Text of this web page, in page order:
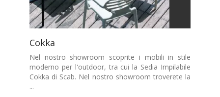
Cokka
Nel nostro showroom scoprite i mobili in stile
moderno per l'outdoor, tra cui la Sedia Impilabile
Cokka di Scab. Nel nostro showroom troverete la
...